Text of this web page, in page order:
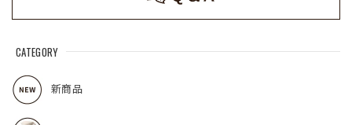
CATEGORY
新商品